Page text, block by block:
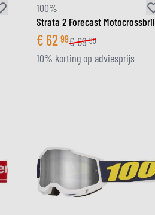
100%
Strata 2 Forecast Motocrossbril
€ 62 99€69 99
10% korting op adviesprijs